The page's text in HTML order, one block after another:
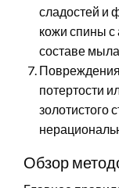
сладостей и
кожи спины
составе
потертости
золотистого
Обзор